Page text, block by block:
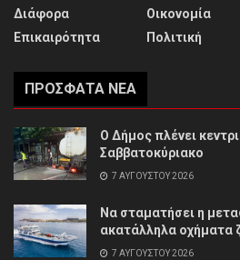
Διάφορα
Επικαιρότητα
Οικονομία
Πολιτική
ΠΡΌΣΦΑΤΑ ΝΈΑ
Ο Δήμος πλένει
Σαββατοκύριακο
7 ΑΥΓΟΎΣΤΟΥ 2026
Να σταματήσει η
ακατάλληλα οχήματα
7 ΑΥΓΟΎΣΤΟΥ 2026